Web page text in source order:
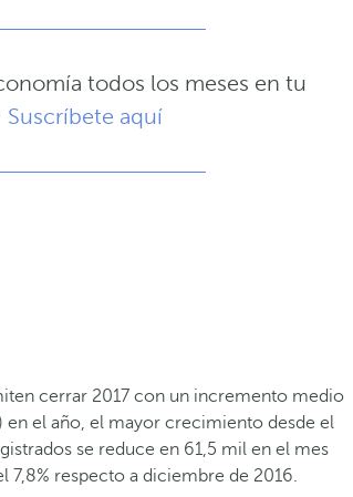
todos los meses en tu
Suscríbete aquí
cerrar 2017 con un incremento medio
en el año, el mayor crecimiento desde el
se reduce en 61,5 mil en el mes
7,8% respecto a diciembre de 2016.